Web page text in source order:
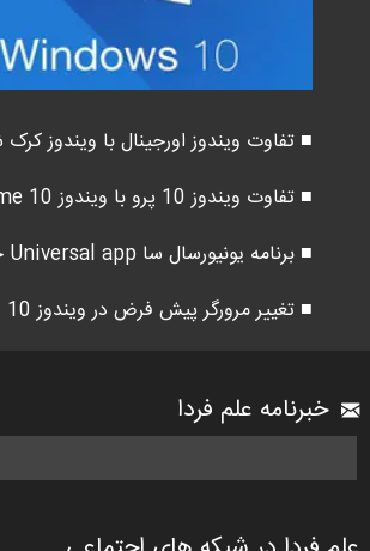
■ تفاوت ویندوز اورجینال با ویندوز
■ تفاوت ویندوز 10 پرو با ویندوز 10 Home
■ برنامه یونیورسال سا Universal app چیه ؟
■ تغییر مرورگر پیش فرض در ویندوز 10
خبرنامه علم فردا